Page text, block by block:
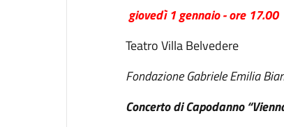
giovedì 1 gennaio - ore 17.00
Teatro Villa Belvedere
Fondazione Gabriele Emilia
Concerto di Capodanno